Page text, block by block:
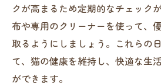
クが高まるため定期的なチェック
布や専用のクリーナーを使って、
取るようにしましょう。これらの
て、猫の健康を維持し、快適な生
ができます。